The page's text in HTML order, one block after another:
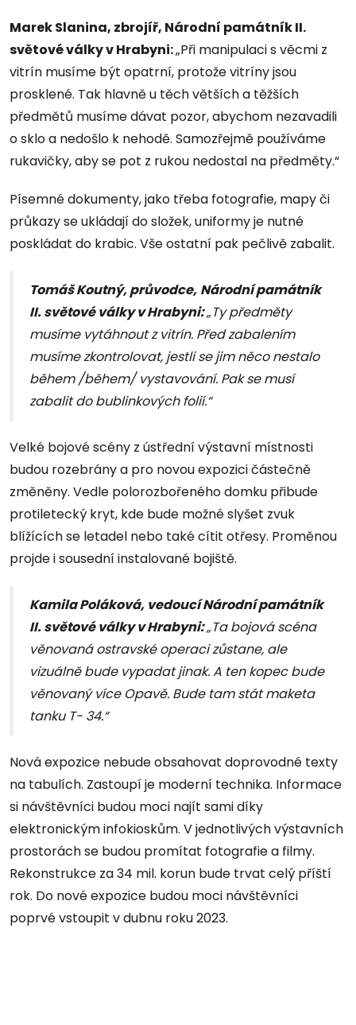
Marek Slanina, zbrojíř, Národní památník II.
světové války v Hrabyni:„Při manipulaci s věcmi z
vitrín musíme být opatrní, protože vitríny jsou
prosklené. Tak hlavně u těch větších a těžších
předmětů musíme dávat pozor, abychom nezavadili
o sklo a nedošlo k nehodě. Samozřejmě používáme
rukavičky, aby se pot z rukou nedostal na předměty.“
Písemné dokumenty, jako třeba fotografie, mapy či
průkazy se ukládají do složek, uniformy je nutné
poskládat do krabic. Vše ostatní pak pečlivě zabalit.
Tomáš Koutný, průvodce, Národní památník
II. světové války v Hrabyni:„Ty předměty
musíme vytáhnout z vitrín. Před zabalením
musíme zkontrolovat, jestli se jim něco nestalo
během /během/ vystavování. Pak se musí
zabalit do bublinkových folií.“
Velké bojové scény z ústřední výstavní místnosti
budou rozebrány a pro novou expozici částečně
změněny. Vedle polorozbořeného domku přibude
protiletecký kryt, kde bude možné slyšet zvuk
blížících se letadel nebo také cítit otřesy. Proměnou
projde i sousední instalované bojiště.
Kamila Poláková, vedoucí Národní památník
II. světové války v Hrabyni:„Ta bojová scéna
věnovaná ostravské operaci zůstane, ale
vizuálně bude vypadat jinak. A ten kopec bude
věnovaný více Opavě. Bude tam stát maketa
tanku T- 34.“
Nová expozice nebude obsahovat doprovodné texty
na tabulích. Zastoupí je moderní technika. Informace
si návštěvníci budou moci najít sami díky
elektronickým infokioskům. V jednotlivých výstavních
prostorách se budou promítat fotografie a filmy.
Rekonstrukce za 34 mil. korun bude trvat celý příští
rok. Do nové expozice budou moci návštěvníci
poprvé vstoupit v dubnu roku 2023.